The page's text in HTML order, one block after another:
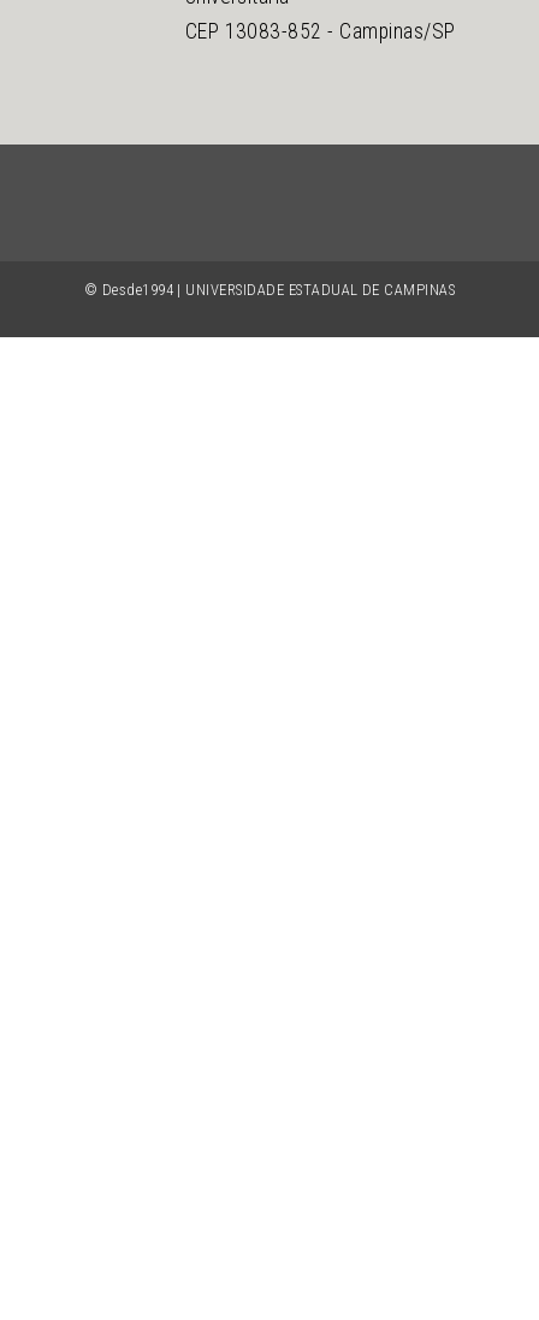
© Desde1994 | UNIVERSIDADE ESTADUAL DE CAMPINAS
CEP 13083-852 - Campinas/SP